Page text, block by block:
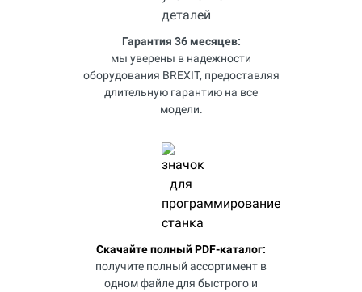
Гарантия 36 месяцев:
мы уверены в надежности
оборудования BREXIT, предоставляя
длительную гарантию на все
модели.
Скачайте полный PDF-каталог:
получите полный ассортимент в
одном файле для быстрого и